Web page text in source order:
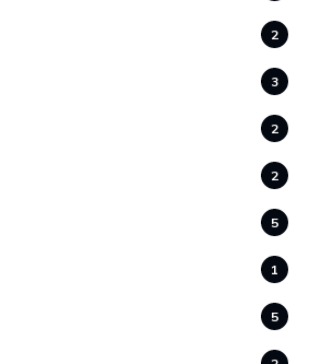
2
3
2
2
5
1
5